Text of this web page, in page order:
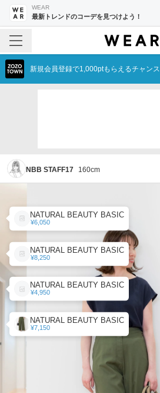
WEAR
最新トレンドのコーデを見つけよう！
新規会員登録で1,000ptもらえるチャンス
NBB STAFF17 160cm
NATURAL BEAUTY BASIC
¥6,050
NATURAL BEAUTY BASIC
¥8,250
NATURAL BEAUTY BASIC
¥4,950
NATURAL BEAUTY BASIC
¥7,150